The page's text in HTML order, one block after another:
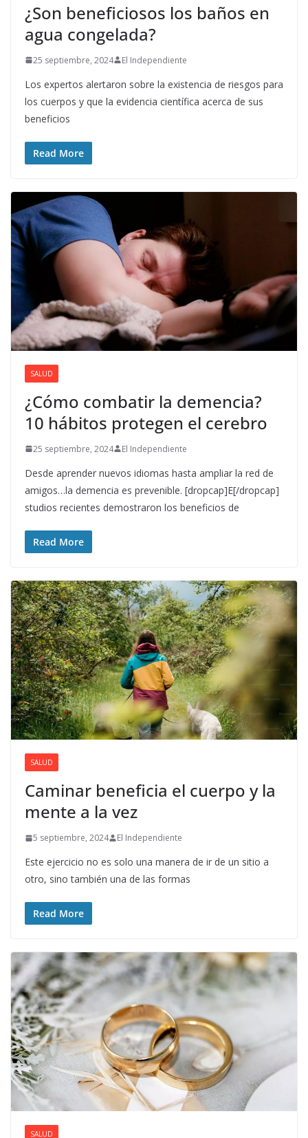
¿Son beneficiosos los baños en
agua congelada?
25 septiembre, 2024 El Independiente
Los expertos alertaron sobre la existencia de riesgos para
los cuerpos y que la evidencia científica acerca de sus
beneficios
Read More
SALUD
¿Cómo combatir la demencia?
10 hábitos protegen el cerebro
25 septiembre, 2024 El Independiente
Desde aprender nuevos idiomas hasta ampliar la red de
amigos…la demencia es prevenible. [dropcap]E[/dropcap]
studios recientes demostraron los beneficios de
Read More
SALUD
Caminar beneficia el cuerpo y la
mente a la vez
5 septiembre, 2024 El Independiente
Este ejercicio no es solo una manera de ir de un sitio a
otro, sino también una de las formas
Read More
SALUD